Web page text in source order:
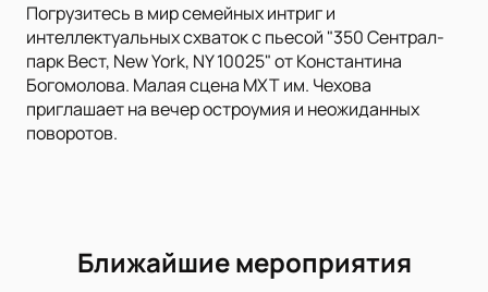
Погрузитесь в мир семейных интриг и
интеллектуальных схваток с пьесой "350 Сентрал-
парк Вест, New York, NY 10025" от Константина
Богомолова. Малая сцена МХТ им. Чехова
приглашает на вечер остроумия и неожиданных
поворотов.
Ближайшие мероприятия